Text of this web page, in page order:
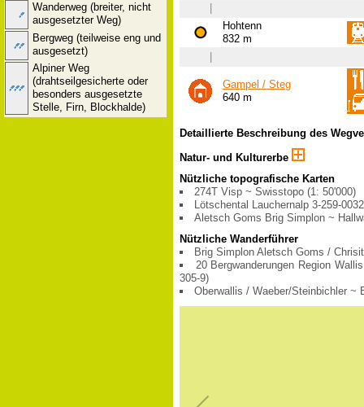
Wanderweg (breiter, nicht
ausgesetzter Weg)
Bergweg (teilweise eng und
ausgesetzt)
Alpiner Weg
(drahtseilgesicherte oder
besonders ausgesetzte
Stelle, Firn, Blockhalde)
Hohtenn
832 m
Gampel / Steg
640 m
Detaillierte Beschreibung des
Natur- und Kulturerbe
Nützliche topografische Karten
274T Visp ~ Swisstopo (1: 50'000)
Lötschental Lauchernalp 3-259-
Aletsch Goms Brig Simplon ~
Nützliche Wanderführer
Brig Simplon Aletsch Goms /
20 Bergwanderungen Region
305-9)
Oberwallis / Waeber/Steinbichler ~